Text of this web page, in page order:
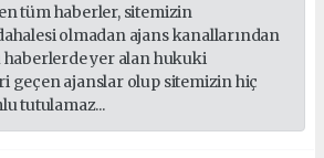
tüm haberler, sitemizin
olmadan ajans kanallarından
yer alan hukuki
geçen ajanslar olup sitemizin hiç
tutulamaz...